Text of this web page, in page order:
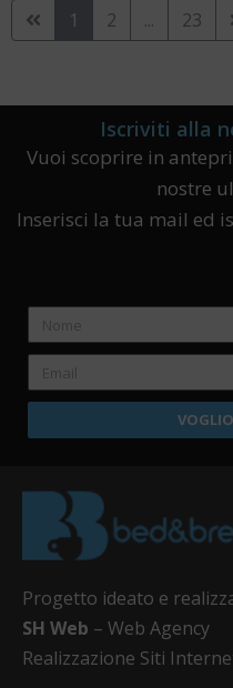
1 2 ... 23
Iscriviti alla
Vuoi scoprire in
nostre
Inserisci la tua mail ed
Progetto ideato e
SH Web – Web Agency
Realizzazione Siti